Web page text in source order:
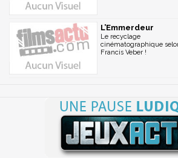
L’Emmerdeur
Le recyclage
cinématographique
Francis Veber !